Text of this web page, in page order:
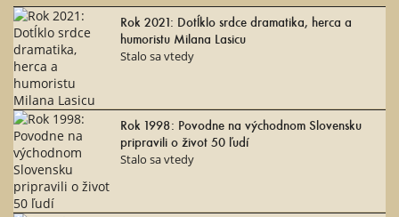
Rok 2021: Dotĺklo srdce dramatika, herca a
humoristu Milana Lasicu
Stalo sa vtedy
Rok 1998: Povodne na východnom Slovensku
pripravili o život 50 ľudí
Stalo sa vtedy